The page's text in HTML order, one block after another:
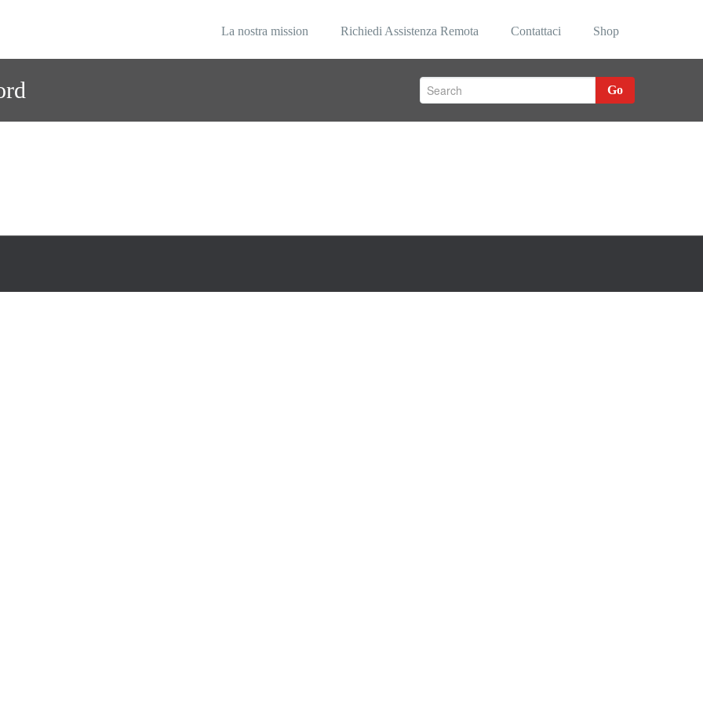
Informatica La nostra mission Richiedi Assistenza Remota Contattaci Shop
Go